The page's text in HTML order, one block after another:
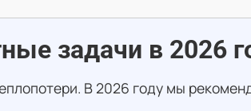
задачи в 2026
В 2026 году мы